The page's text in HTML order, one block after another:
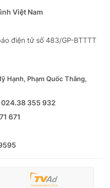
Việt Nam
điện tử số 483/GP-BTTTT
Hạnh, Phạm Quốc Thắng,
355 932
671